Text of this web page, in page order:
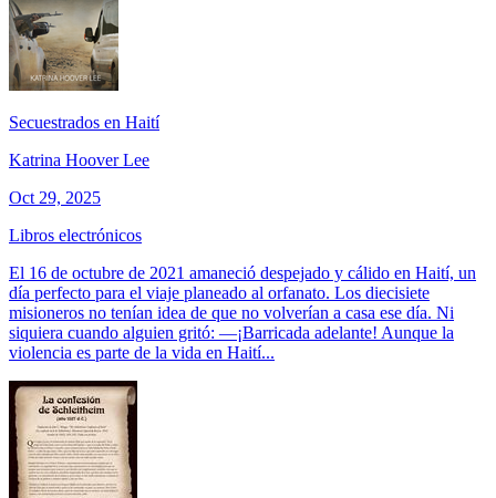
Secuestrados en Haití
Katrina Hoover Lee
Oct 29, 2025
Libros electrónicos
El 16 de octubre de 2021 amaneció despejado y cálido en Haití, un
día perfecto para el viaje planeado al orfanato. Los diecisiete
misioneros no tenían idea de que no volverían a casa ese día. Ni
siquiera cuando alguien gritó: —¡Barricada adelante! Aunque la
violencia es parte de la vida en Haití...